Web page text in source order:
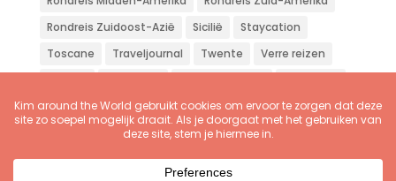
Rondreis Zuidoost-Azië
Sicilië
Staycation
Toscane
Traveljournal Twente
Verre reizen
Zon zee strand
Zuid-Europa